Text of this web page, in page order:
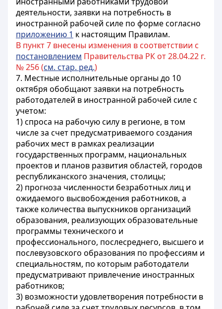
деятельности, заявки на потребность в
иностранной рабочей силе по форме согласно
приложению 1 к настоящим Правилам.
В пункт 7 внесены изменения в соответствии с
постановлением Правительства РК от 28.04.22 г.
№ 256 (см. стар. ред.)
7. Местные исполнительные органы до 10
октября обобщают заявки на потребность
работодателей в иностранной рабочей силе с
учетом:
1) спроса на рабочую силу в регионе, в том
числе за счет предусматриваемого создания
рабочих мест в рамках реализации
государственных программ, национальных
проектов и планов развития областей, городов
республиканского значения, столицы;
2) прогноза численности безработных лиц и
ожидаемого высвобождения работников, а
также количества выпускников организаций
образования, реализующих образовательные
программы технического и
профессионального, послесреднего, высшего и
послевузовского образования по профессиям и
специальностям, по которым работодатели
предусматривают привлечение иностранных
работников;
3) возможности удовлетворения потребности в